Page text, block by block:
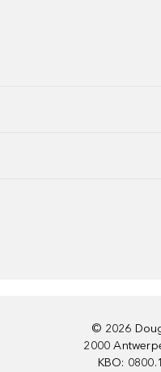
© 2026
2000
KBO: